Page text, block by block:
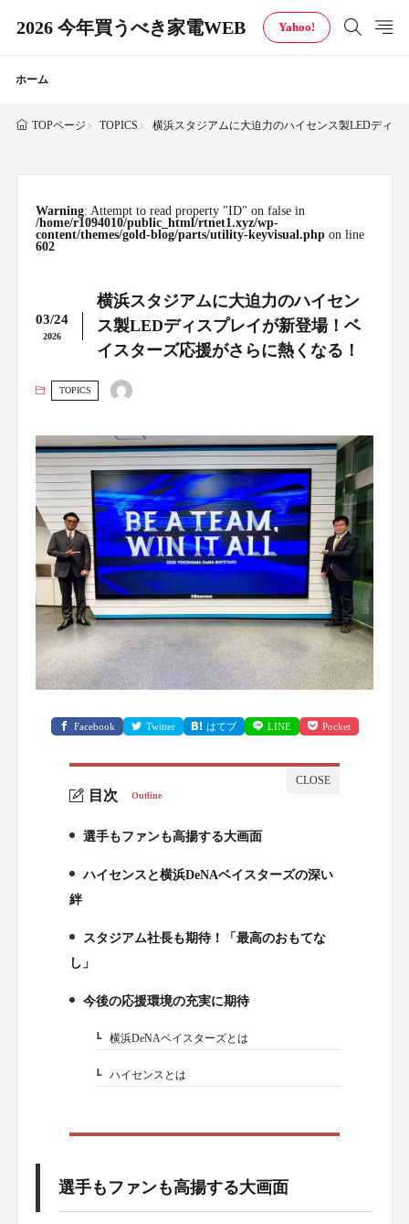
2026 今年買うべき家電WEB Yahoo!
ホーム
TOPページ TOPICS 横浜スタジアムに大迫力のハイセンス製LEDディ
Warning: Attempt to read property "ID" on false in
/home/r1094010/public_html/rtnet1.xyz/wp-
content/themes/gold-blog/parts/utility-keyvisual.phpon line
602
03/24
2026
横浜スタジアムに大迫力のハイセン
ス製LEDディスプレイが新登場！ベ
イスターズ応援がさらに熱くなる！
TOPICS
Facebook Twitter はてブ LINE Pocket
目次 Outline
1.
選手もファンも高揚する大画面
2.
ハイセンスと横浜DeNAベイスターズの深い
絆
3.
スタジアム社長も期待！「最高のおもてな
し」
今後の応援環境の充実に期待
4-1.横浜DeNAベイスターズとは
4-2.ハイセンスとは
選手もファンも高揚する大画面